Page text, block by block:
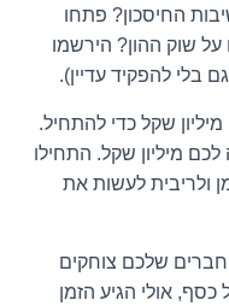
החיסכון? פתחו
שוק ההון? הירשמו
בלי להפקיד עדיין).
שקל כדי להתחיל.
מיליון שקל. התחילו
ולריבית לעשות את
שלכם צוחקים
אולי הגיע הזמן